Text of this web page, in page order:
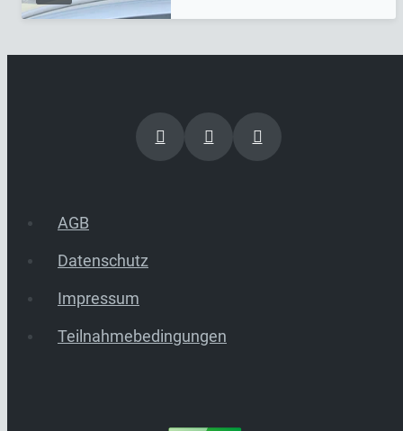
AGB
Datenschutz
Impressum
Teilnahmebedingungen